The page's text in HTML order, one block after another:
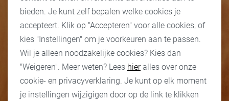
bieden. Je kunt zelf bepalen welke cookies je
accepteert. Klik op "Accepteren" voor alle cookies, of
kies "Instellingen" om je voorkeuren aan te passen.
Wil je alleen noodzakelijke cookies? Kies dan
"Weigeren". Meer weten? Lees hieralles over onze
cookie- en privacyverklaring. Je kunt op elk moment
je instellingen wijzigigen door op de link te klikken